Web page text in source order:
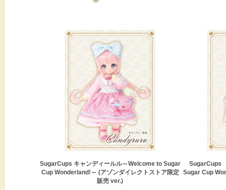
SugarCups キャンディールル～Welcome to Sugar
Cup Wonderland!～ (アゾンダイレクトストア限定
販売 ver.)
SugarCups
Sugar Cup